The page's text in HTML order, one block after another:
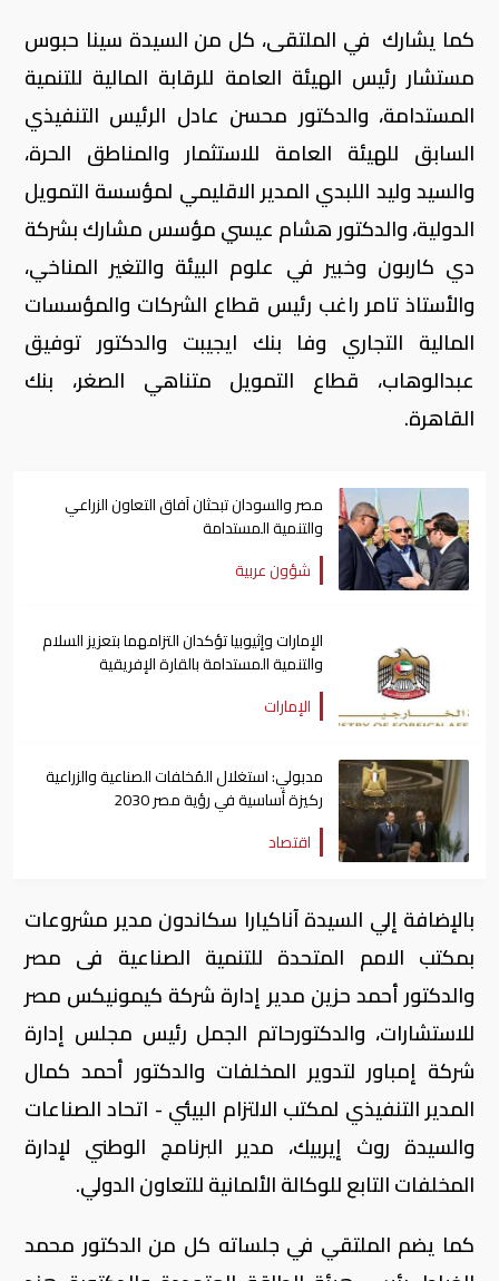
كما يشارك في الملتقى، كل من السيدة سينا حبوس
مستشار رئيس الهيئة العامة للرقابة المالية للتنمية
المستدامة، والدكتور محسن عادل الرئيس التنفيذي
السابق للهيئة العامة للاستثمار والمناطق الحرة،
والسيد وليد اللبدي المدير الاقليمي لمؤسسة التمويل
الدولية، والدكتور هشام عيسي مؤسس مشارك بشركة
دي كاربون وخبير في علوم البيئة والتغير المناخي،
والأستاذ تامر راغب رئيس قطاع الشركات والمؤسسات
المالية التجاري وفا بنك ايجيبت والدكتور توفيق
عبدالوهاب، قطاع التمويل متناهي الصغر، بنك
القاهرة.
مصر والسودان تبحثان آفاق التعاون الزراعي
والتنمية المستدامة
شؤون عربية
الإمارات وإثيوبيا تؤكدان التزامهما بتعزيز السلام
والتنمية المستدامة بالقارة الإفريقية
الإمارات
مدبولي: استغلال المُخلفات الصناعية والزراعية
ركيزة أساسية في رؤية مصر 2030
اقتصاد
بالإضافة إلي السيدة آناكيارا سكاندون مدير مشروعات
بمكتب الامم المتحدة للتنمية الصناعية فى مصر
والدكتور أحمد حزين مدير إدارة شركة كيمونيكس مصر
للاستشارات، والدكتورحاتم الجمل رئيس مجلس إدارة
شركة إمباور لتدوير المخلفات والدكتور أحمد كمال
المدير التنفيذي لمكتب الالتزام البيئي - اتحاد الصناعات
والسيدة روث إيربيك، مدير البرنامج الوطني لإدارة
المخلفات التابع للوكالة الألمانية للتعاون الدولي.
كما يضم الملتقي في جلساته كل من الدكتور محمد